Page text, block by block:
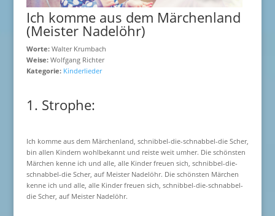
Ich komme aus dem Märchenland
(Meister Nadelöhr)
Worte:Walter Krumbach
Weise:Wolfgang Richter
Kategorie: Kinderlieder
1. Strophe:
Ich komme aus dem Märchenland, schnibbel-die-schnabbel-die Scher,
bin allen Kindern wohlbekannt und reiste weit umher. Die schönsten
Märchen kenne ich und alle, alle Kinder freuen sich, schnibbel-die-
schnabbel-die Scher, auf Meister Nadelöhr. Die schönsten Märchen
kenne ich und alle, alle Kinder freuen sich, schnibbel-die-schnabbel-
die Scher, auf Meister Nadelöhr.